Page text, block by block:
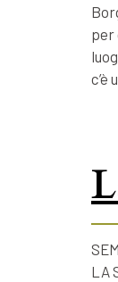
per
c’è
LA